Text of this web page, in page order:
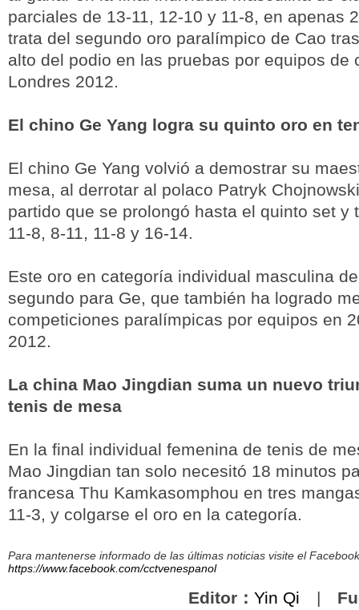
parciales de 13-11, 12-10 y 11-8, en apenas
trata del segundo oro paralímpico de Cao
alto del podio en las pruebas por equipos de
Londres 2012.
El chino Ge Yang logra su quinto oro en
El chino Ge Yang volvió a demostrar su
mesa, al derrotar al polaco Patryk
partido que se prolongó hasta el quinto set y
11-8, 8-11, 11-8 y 16-14.
Este oro en categoría individual masculina
segundo para Ge, que también ha logrado
competiciones paralímpicas por equipos en
2012.
La china Mao Jingdian suma un nuevo
tenis de mesa
En la final individual femenina de tenis de
Mao Jingdian tan solo necesitó 18 minutos
francesa Thu Kamkasomphou en tres
11-3, y colgarse el oro en la categoría.
Para mantenerse informado de las últimas noticias visite el
https://www.facebook.com/cctvenespanol
Editor： Yin Qi |